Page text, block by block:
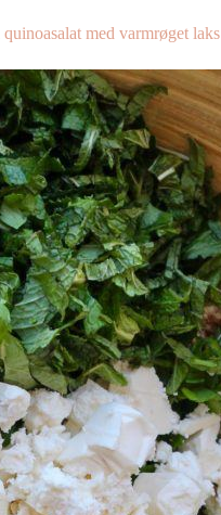
quinoasalat med varmrøget laks